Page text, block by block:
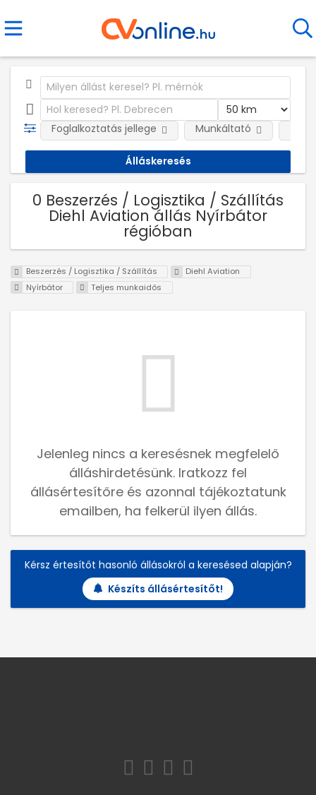
Foglalkoztatás jellege Munkáltató
0 Beszerzés / Logisztika / Szállítás
Diehl Aviation állás Nyírbátor
régióban
Beszerzés / Logisztika / Szállítás
Diehl Aviation
Nyírbátor
Teljes munkaidős
Jelenleg nincs a keresésnek megfelelő
álláshirdetésünk. Iratkozz fel
állásértesítőre és azonnal tájékoztatunk
emailben, ha felkerül ilyen állás.
Kérsz értesítőt hasonló állásokról a keresésed alapján?
Készíts állásértesítőt!